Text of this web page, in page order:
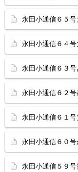
永田小通信６５
永田小通信６４
永田小通信６３
永田小通信６２号
永田小通信６１号
永田小通信６０
永田小通信５９